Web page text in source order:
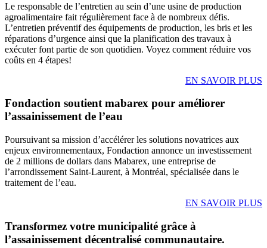
Le responsable de l’entretien au sein d’une usine de production
agroalimentaire fait régulièrement face à de nombreux défis.
L’entretien préventif des équipements de production, les bris et les
réparations d’urgence ainsi que la planification des travaux à
exécuter font partie de son quotidien. Voyez comment réduire vos
coûts en 4 étapes!
EN SAVOIR PLUS
Fondaction soutient mabarex pour améliorer
l’assainissement de l’eau
Poursuivant sa mission d’accélérer les solutions novatrices aux
enjeux environnementaux, Fondaction annonce un investissement
de 2 millions de dollars dans Mabarex, une entreprise de
l’arrondissement Saint-Laurent, à Montréal, spécialisée dans le
traitement de l’eau.
EN SAVOIR PLUS
Transformez votre municipalité grâce à
l’assainissement décentralisé communautaire.